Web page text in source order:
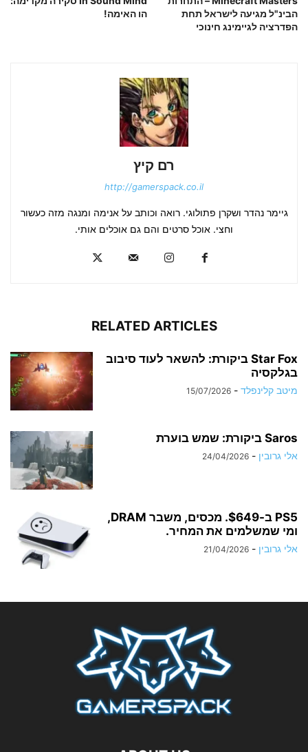
הו האימה!
הבינ"ל מגיעה לישראל תחת
הפדרציה לגיימינג חינוכי
רם קיץ
http://gamerspack.co.il
גיימר נהדר ושקרן פתולוגי. רואה וכותב על אנימה ומנגה מזה כעשור
וחצי. אוכל סרטים והם גם אוכלים אותי.
RELATED ARTICLES
Star Fox ביקורת: להשאר לעוד סיבוב
בגלקסיה
מיטב קלינפלד -
15/07/2026
Saros ביקורת: שמש בוערת
אלי גרובין -
24/04/2026
PS5 ב-$649. מכסים, משבר DRAM,
ומי שמשלמים את המחיר.
אלי גרובין -
21/04/2026